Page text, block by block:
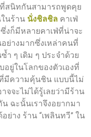
สนิทกันสามารถพูดคุย
นร้าน นั่งชิลชิลคาเฟ่
งก็มีหลายคาเฟ่ที่น่าจะ
ย่างมากซึ่งเหล่าคนที่
ำ ๆ เดิม ๆ ประจำด้วย
ยู่ในโลกของตัวเองที่
ที่มีความคุ้นชิน แบบนี้ไม่
จจะไม่ได้รู้เลยว่ามีร้าน
ฉะนั้นเราจึงอยากมา
าง ร้าน “เพลินทวี” ใน